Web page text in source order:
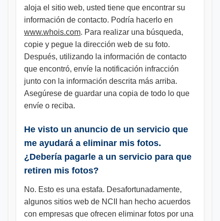
aloja el sitio web, usted tiene que encontrar su
información de contacto. Podría hacerlo en
www.whois.com. Para realizar una búsqueda,
copie y pegue la dirección web de su foto.
Después, utilizando la información de contacto
que encontró, envíe la notificación infracción
junto con la información descrita más arriba.
Asegúrese de guardar una copia de todo lo que
envíe o reciba.
He visto un anuncio de un servicio que
me ayudará a eliminar mis fotos.
¿Debería pagarle a un servicio para que
retiren mis fotos?
No. Esto es una estafa. Desafortunadamente,
algunos sitios web de NCII han hecho acuerdos
con empresas que ofrecen eliminar fotos por una